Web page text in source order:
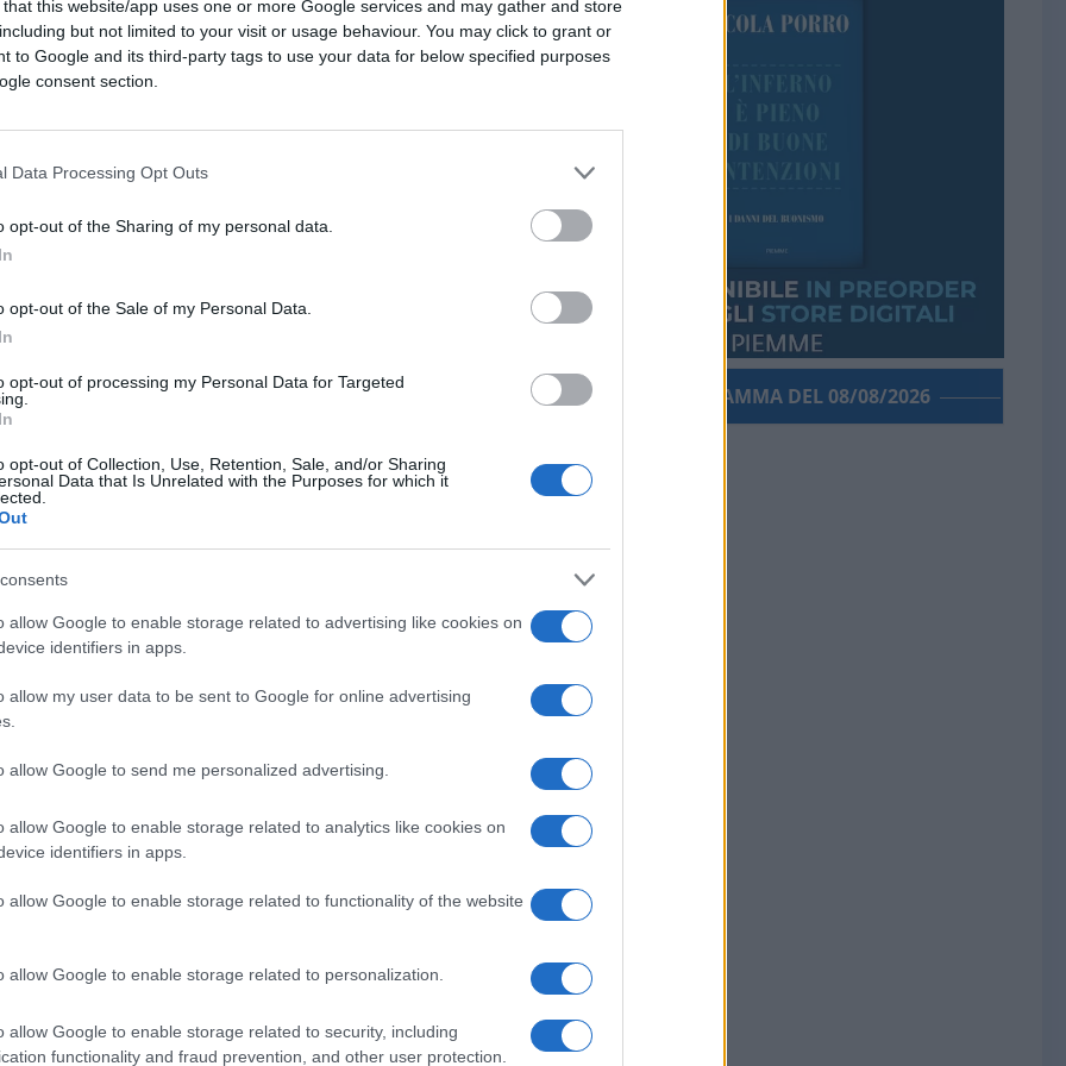
that this website/app uses one or more Google services and may gather and store
but not limited to your visit or usage behaviour. You may click to grant or
to Google and its third-party tags to use your data for below specified purposes
consent section.
Data Processing Opt Outs
opt-out of the Sharing of my personal data.
opt-out of the Sale of my Personal Data.
opt-out of processing my Personal Data for Targeted
opt-out of Collection, Use, Retention, Sale, and/or Sharing
Data that Is Unrelated with the Purposes for which it
allow Google to enable storage related to advertising like cookies on
identifiers in apps.
allow my user data to be sent to Google for online advertising
allow Google to send me personalized advertising.
allow Google to enable storage related to analytics like cookies on
identifiers in apps.
allow Google to enable storage related to functionality of the website
allow Google to enable storage related to personalization.
allow Google to enable storage related to security, including
functionality and fraud prevention, and other user protection.
ilcaso Almasri divenne un ulteriore
laCorte costituzionalecon la
ha dichiarato illegittimi gli articoli 2 e 4
delle disposizioni dello statuto
nella parte in cui non prevedono che il
al Procuratore generale
di cooperazione provenienti dalla Corte
volta a tutelare i preminenti
comunque, con una
cioè, alla disposizione normativa
di grande rilievo, individuando nel testo
Infatti, la citata legge n. 237
esclusivo, ma non fissava tempi
inerzia e non imponeva di
un diniego.
quello in cui la Consulta afferma che “al
e dalle interrelazioni sistematiche della
di chi, a vario titolo, ha esaminato la
i soggetti coinvolti agirono all’interno
PORROGRAMMA DEL 08/08/2026